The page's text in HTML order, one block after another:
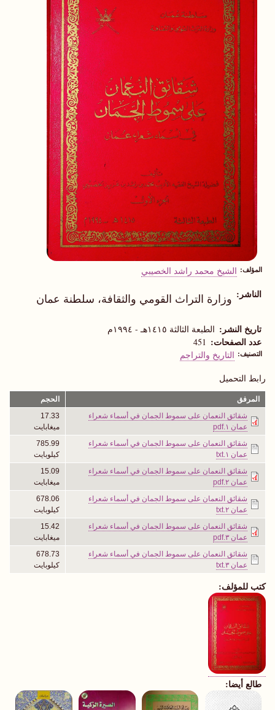
المؤلف الشيخ محمد راشد الخصيبي
الناشر وزارة التراث القومي والثقافة، سلطنة عمان
تاريخ النشر الطبعة الثالثة ١٤١٥هـ - ١٩٩٤م
عدد الصفحات 451
التصنيف التاريخ والتراجم
رابط التحميل
المرفق
الحجم
شقائق النعمان على سموط الجمان في أسماء شعراء
عمان ١.pdf
17.33
ميغابايت
شقائق النعمان على سموط الجمان في أسماء شعراء
عمان ١.txt
785.99
كيلوبايت
شقائق النعمان على سموط الجمان في أسماء شعراء
عمان ٢.pdf
15.09
ميغابايت
شقائق النعمان على سموط الجمان في أسماء شعراء
عمان ٢.txt
678.06
كيلوبايت
شقائق النعمان على سموط الجمان في أسماء شعراء
عمان ٣.pdf
15.42
ميغابايت
شقائق النعمان على سموط الجمان في أسماء شعراء
عمان ٣.txt
678.73
كيلوبايت
كتب للمؤلف:
طالع أيضا